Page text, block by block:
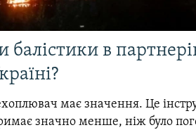
балістики в
має значення. Це
значно менше, ніж було